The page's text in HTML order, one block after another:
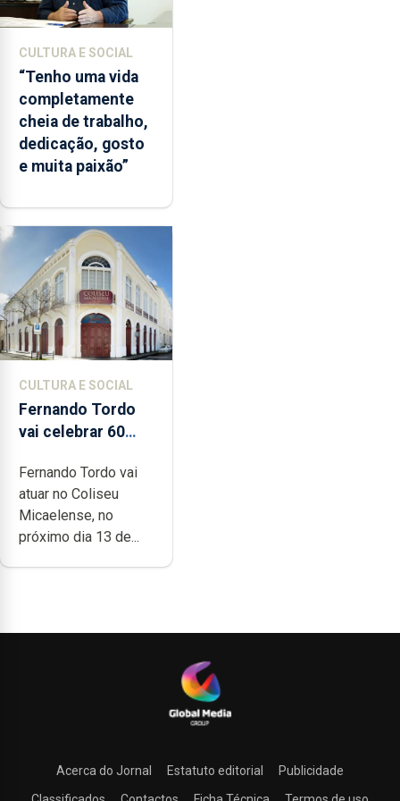
CULTURA E SOCIAL
“Tenho uma vida
completamente
cheia de trabalho,
dedicação, gosto
e muita paixão”
CULTURA E SOCIAL
Fernando Tordo
vai celebrar 60
no Coliseu
Micaelense
Fernando Tordo vai
atuar no Coliseu
Micaelense, no
próximo dia 13 de...
Acerca do Jornal Estatuto editorial
Publicidade